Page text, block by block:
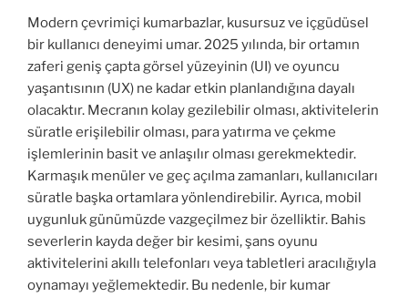
Modern çevrimiçi kumarbazlar, kusursuz ve içgüdüsel
bir kullanıcı deneyimi umar. 2025 yılında, bir ortamın
zaferi geniş çapta görsel yüzeyinin (UI) ve oyuncu
yaşantısının (UX) ne kadar etkin planlandığına dayalı
olacaktır. Mecranın kolay gezilebilir olması, aktivitelerin
süratle erişilebilir olması, para yatırma ve çekme
işlemlerinin basit ve anlaşılır olması gerekmektedir.
Karmaşık menüler ve geç açılma zamanları, kullanıcıları
süratle başka ortamlara yönlendirebilir. Ayrıca, mobil
uygunluk günümüzde vazgeçilmez bir özelliktir. Bahis
severlerin kayda değer bir kesimi, şans oyunu
aktivitelerini akıllı telefonları veya tabletleri aracılığıyla
oynamayı yeğlemektedir. Bu nedenle, bir kumar